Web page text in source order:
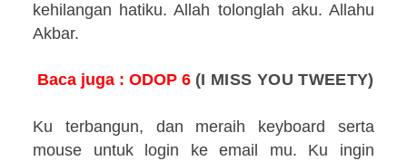
kehilangan hatiku. Allah tolonglah aku. Allahu
Akbar.
Baca juga : ODOP 6 (I MISS YOU TWEETY)
Ku terbangun, dan meraih keyboard serta
mouse untuk login ke email mu. Ku ingin